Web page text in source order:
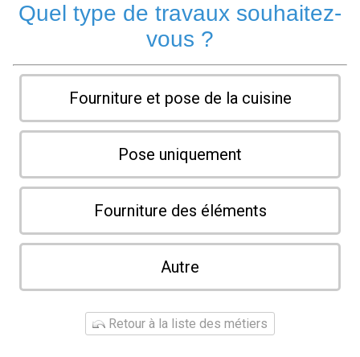
Quel type de travaux souhaitez-
vous ?
Fourniture et pose de la cuisine
Pose uniquement
Fourniture des éléments
Autre
Retour à la liste des métiers